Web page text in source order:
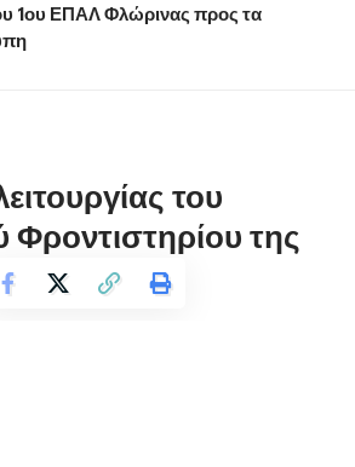
1ου ΕΠΑΛ Φλώρινας προς τα
του
Φροντιστηρίου της